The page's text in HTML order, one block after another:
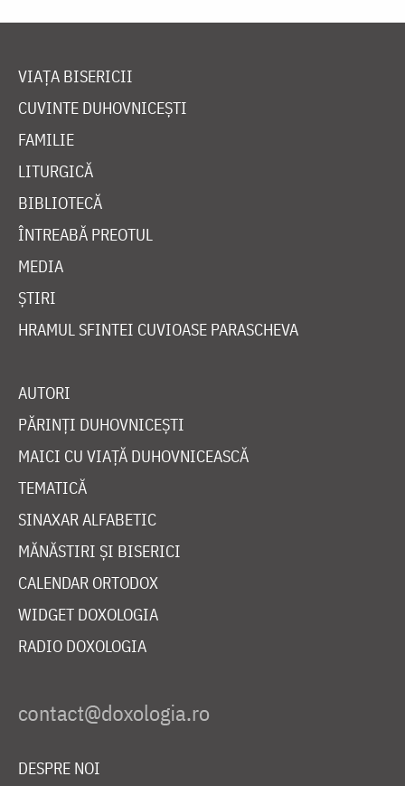
VIAȚA BISERICII
CUVINTE DUHOVNICEȘTI
FAMILIE
LITURGICĂ
BIBLIOTECĂ
ÎNTREABĂ PREOTUL
MEDIA
ȘTIRI
HRAMUL SFINTEI CUVIOASE PARASCHEVA
AUTORI
PĂRINȚI DUHOVNICEȘTI
MAICI CU VIAȚĂ DUHOVNICEASCĂ
TEMATICĂ
SINAXAR ALFABETIC
MĂNĂSTIRI ȘI BISERICI
CALENDAR ORTODOX
WIDGET DOXOLOGIA
RADIO DOXOLOGIA
DESPRE NOI